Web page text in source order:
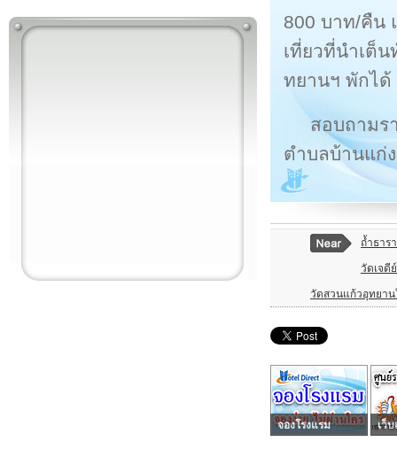
800 บาท/คืน
เที่ยวที่นำเต็
ทยานฯ พักได้
สอบถามร
ตำบลบ้านแก่
ถ้ำธาร
วัดเจดี
วัดสวนแก้วอุทยา
จองโรงแรม เว็บ